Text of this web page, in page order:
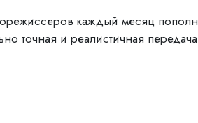
каждый месяц
точная и реалистичная